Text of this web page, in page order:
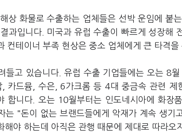
상 화물로 수출하는 업체들은 선박 운임에 붙
과입니다. 미국과 유럽 수출이 빠르게 성장해
컨테이너 부족 현상은 중소 업체에게 큰 타격을
들고 있습니다. 유럽 수출 기업들에는 오는 8
카드뮴, 수은, 6가크롬 등 4대 중금속 관련 제
합니다. 오는 10월부터는 인도네시아에 화장
는 "돈이 없는 브랜드들에게 악재가 계속 생기
해야 하는데 아직은 관행 때문에 제대로 따라오